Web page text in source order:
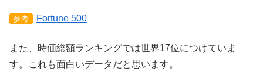
参考 Fortune 500
また、時価総額ランキングでは世界17位につけていま
す。これも面白いデータだと思います。